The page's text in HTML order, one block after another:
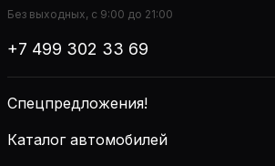
Без выходных, с 9:00 до 21:00
+7 499 302 33 69
Спецпредложения!
Каталог автомобилей